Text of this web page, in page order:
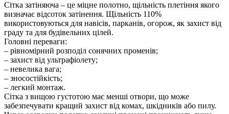
Сітка затіняюча – це міцне полотно, щільність плетіння якого
визначає відсоток затінення. Щільність 110%
використовуються для навісів, парканів, огорож, як захист від
граду та для будівельних цілей.
Головні переваги:
– рівномірний розподіл сонячних променів;
– захист від ультрафіолету;
– невелика вага;
– зносостійкість;
– легкий монтаж.
Сітка з вищою густотою має менші отвори, що може
забезпечувати кращий захист від комах, шкідників або пилу.